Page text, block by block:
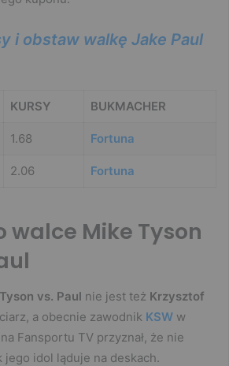
i obstaw walkę Jake Paul
KURSY BUKMACHER
1.68 Fortuna
2.06 Fortuna
walce Mike Tyson
Tyson vs. Paul nie jest też Krzysztof
a obecnie zawodnik KSW w
na Fansportu TV przyznał, że nie
jego idol ląduje na deskach.